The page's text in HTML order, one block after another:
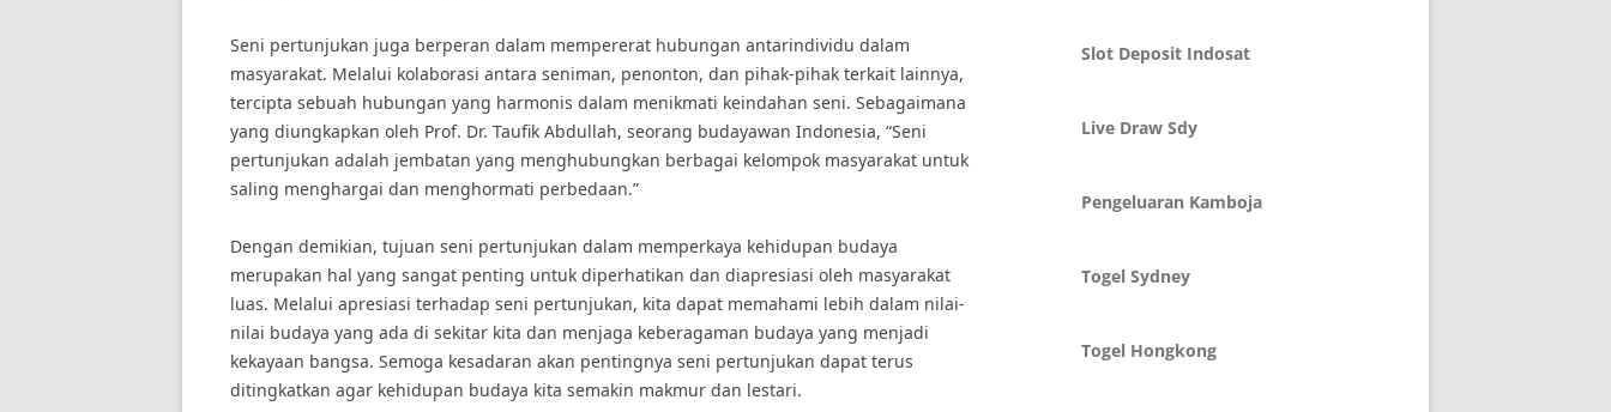
Seni pertunjukan juga berperan dalam mempererat hubungan antarindividu dalam
masyarakat. Melalui kolaborasi antara seniman, penonton, dan pihak-pihak terkait lainnya,
tercipta sebuah hubungan yang harmonis dalam menikmati keindahan seni. Sebagaimana
yang diungkapkan oleh Prof. Dr. Taufik Abdullah, seorang budayawan Indonesia, “Seni
pertunjukan adalah jembatan yang menghubungkan berbagai kelompok masyarakat untuk
saling menghargai dan menghormati perbedaan.”
Dengan demikian, tujuan seni pertunjukan dalam memperkaya kehidupan budaya
merupakan hal yang sangat penting untuk diperhatikan dan diapresiasi oleh masyarakat
luas. Melalui apresiasi terhadap seni pertunjukan, kita dapat memahami lebih dalam nilai-
nilai budaya yang ada di sekitar kita dan menjaga keberagaman budaya yang menjadi
kekayaan bangsa. Semoga kesadaran akan pentingnya seni pertunjukan dapat terus
ditingkatkan agar kehidupan budaya kita semakin makmur dan lestari.
Slot Deposit Indosat
Live Draw Sdy
Pengeluaran Kamboja
Togel Sydney
Togel Hongkong